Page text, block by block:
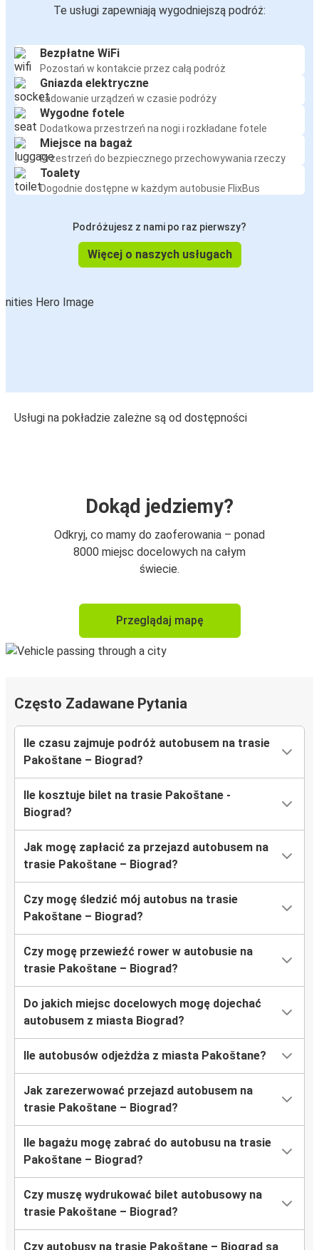
Te usługi zapewniają wygodniejszą podróż:
Bezpłatne WiFi
Pozostań w kontakcie przez całą podróż
Gniazda elektryczne
Ładowanie urządzeń w czasie podróży
Wygodne fotele
Dodatkowa przestrzeń na nogi i rozkładane fotele
Miejsce na bagaż
Przestrzeń do bezpiecznego przechowywania rzeczy
Toalety
Dogodnie dostępne w każdym autobusie FlixBus
Podróżujesz z nami po raz pierwszy?
Więcej o naszych usługach
Usługi na pokładzie zależne są od dostępności
Dokąd jedziemy?
Odkryj, co mamy do zaoferowania – ponad
8000 miejsc docelowych na całym
świecie.
Przeglądaj mapę
Często Zadawane Pytania
Ile czasu zajmuje podróż autobusem na trasie
Pakoštane – Biograd?
Ile kosztuje bilet na trasie Pakoštane -
Biograd?
Jak mogę zapłacić za przejazd autobusem na
trasie Pakoštane – Biograd?
Czy mogę śledzić mój autobus na trasie
Pakoštane – Biograd?
Czy mogę przewieźć rower w autobusie na
trasie Pakoštane – Biograd?
Do jakich miejsc docelowych mogę dojechać
autobusem z miasta Biograd?
Ile autobusów odjeżdża z miasta Pakoštane?
Jak zarezerwować przejazd autobusem na
trasie Pakoštane – Biograd?
Ile bagażu mogę zabrać do autobusu na trasie
Pakoštane – Biograd?
Czy muszę wydrukować bilet autobusowy na
trasie Pakoštane – Biograd?
Czy autobusy na trasie Pakoštane – Biograd są